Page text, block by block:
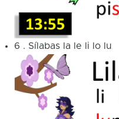
6 . Sílabas la le li lo lu